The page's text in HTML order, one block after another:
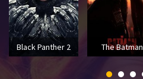
Black Panther 2 The Batman